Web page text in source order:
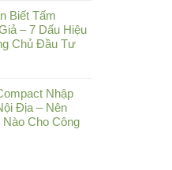
Biết Tấm
– 7 Dấu Hiệu
Chủ Đầu Tư
Nhập
Địa – Nên
Nào Cho Công